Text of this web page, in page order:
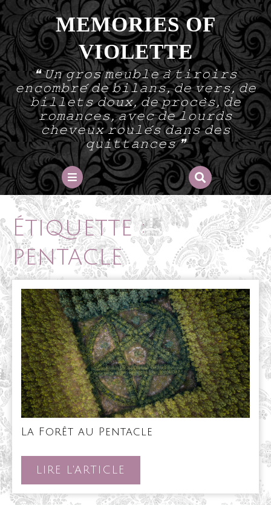
Skip
to
content
MEMORIES OF
VIOLETTE
❝ 𝚄𝚗 𝚐𝚛𝚘𝚜 𝚖𝚎𝚞𝚋𝚕𝚎 𝚊̀ 𝚝𝚒𝚛𝚘𝚒𝚛𝚜
𝚎𝚗𝚌𝚘𝚖𝚋𝚛𝚎́ 𝚍𝚎 𝚋𝚒𝚕𝚊𝚗𝚜, 𝚍𝚎 𝚟𝚎𝚛𝚜, 𝚍𝚎
𝚋𝚒𝚕𝚕𝚎𝚝𝚜 𝚍𝚘𝚞𝚡, 𝚍𝚎 𝚙𝚛𝚘𝚌𝚎̀𝚜, 𝚍𝚎
𝚛𝚘𝚖𝚊𝚗𝚌𝚎𝚜, 𝚊𝚟𝚎𝚌 𝚍𝚎 𝚕𝚘𝚞𝚛𝚍𝚜
𝚌𝚑𝚎𝚟𝚎𝚞𝚡 𝚛𝚘𝚞𝚕𝚎́𝚜 𝚍𝚊𝚗𝚜 𝚍𝚎𝚜
𝚚𝚞𝚒𝚝𝚝𝚊𝚗𝚌𝚎𝚜 ❞
Open
Button
Étiquette :
pentacle
La Forêt au Pentacle
LIRE L'ARTICLE
L'ARTICLE